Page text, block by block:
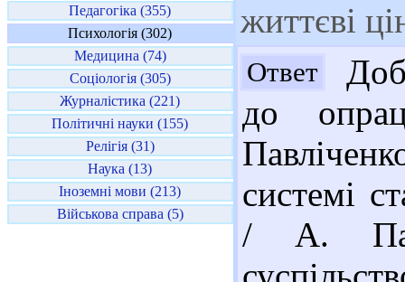
Педагогіка (355)
Психологія (302)
Медицина (74)
Соціологія (305)
Журналістика (221)
Політичні науки (155)
Релігія (31)
Наука (13)
Іноземні мови (213)
Військова справа (5)
життєві
Ответ
до
системі
/ А.